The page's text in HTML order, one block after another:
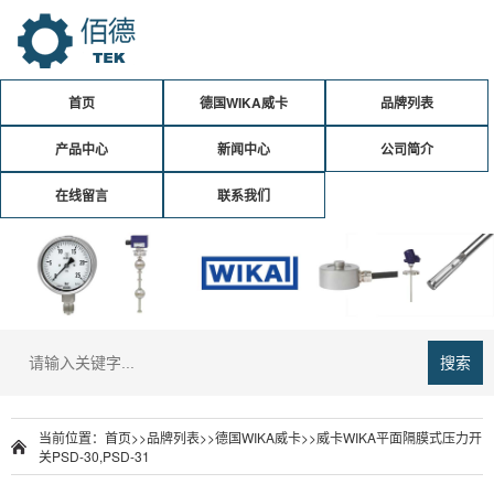
首页 德国WIKA威卡 品牌列表
产品中心 新闻中心 公司简介
在线留言 联系我们
搜索
当前位置： 首页>>品牌列表>>德国WIKA威卡>>威卡WIKA平面隔膜式压力开
关PSD-30,PSD-31